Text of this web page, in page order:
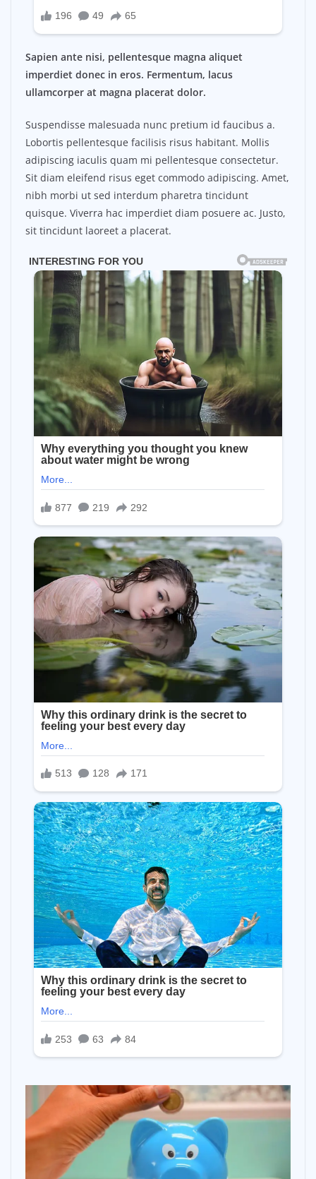
Sapien ante nisi, pellentesque magna aliquet
imperdiet donec in eros. Fermentum, lacus
ullamcorper at magna placerat dolor.
Suspendisse malesuada nunc pretium id faucibus a.
Lobortis pellentesque facilisis risus habitant. Mollis
adipiscing iaculis quam mi pellentesque consectetur.
Sit diam eleifend risus eget commodo adipiscing. Amet,
nibh morbi ut sed interdum pharetra tincidunt
quisque. Viverra hac imperdiet diam posuere ac. Justo,
sit tincidunt laoreet a placerat.